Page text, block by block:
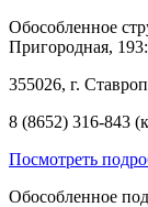
Обособленное
Пригородная, 193:
355026, г.
8 (8652) 316-843
Посмотреть
Обособленное